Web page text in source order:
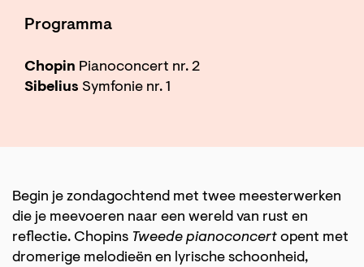
Programma
Chopin Pianoconcert nr. 2
Sibelius Symfonie nr. 1
Begin je zondagochtend met twee meesterwerken
die je meevoeren naar een wereld van rust en
reflectie. Chopins Tweede pianoconcert opent met
dromerige melodieën en lyrische schoonheid,